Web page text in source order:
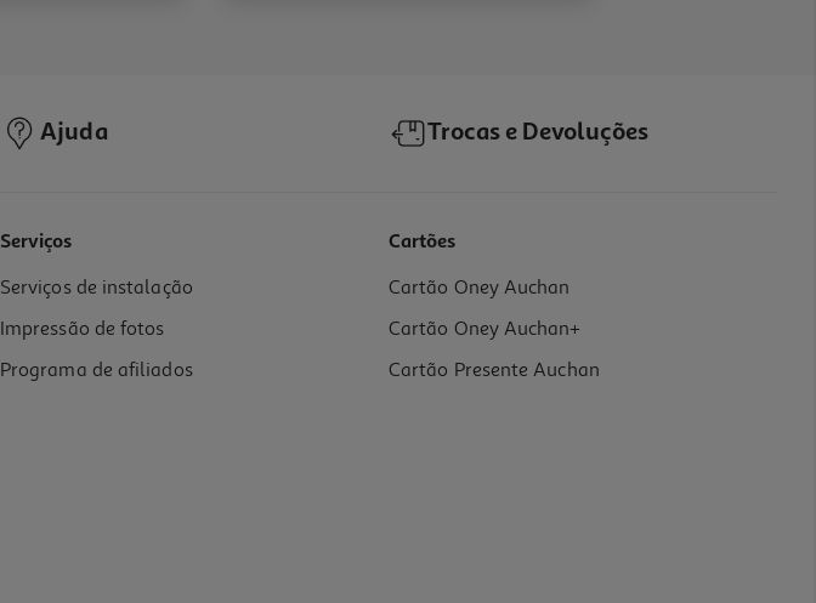
Ajuda Trocas e Devoluções
Serviços
Serviços de instalação
Impressão de fotos
Programa de afiliados
Cartões
Cartão Oney Auchan
Cartão Oney Auchan+
Cartão Presente Auchan